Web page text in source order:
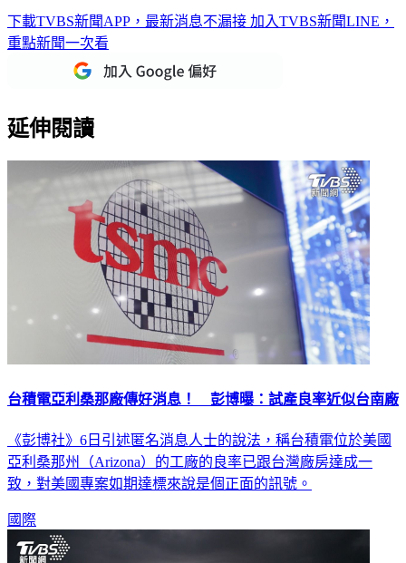
下載TVBS新聞APP，最新消息不漏接 加入TVBS新聞LINE，
重點新聞一次看
延伸閱讀
台積電亞利桑那廠傳好消息！ 彭博曝：試產良率近似台南廠
《彭博社》6日引述匿名消息人士的說法，稱台積電位於美國
亞利桑那州（Arizona）的工廠的良率已跟台灣廠房達成一
致，對美國專案如期達標來說是個正面的訊號。
國際